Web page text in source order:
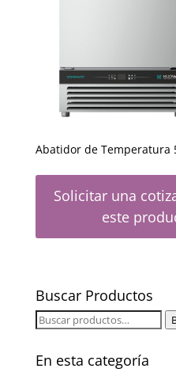
Abatidor de Temperatura
Solicitar una
este
Buscar Productos
Buscar
En esta categoría